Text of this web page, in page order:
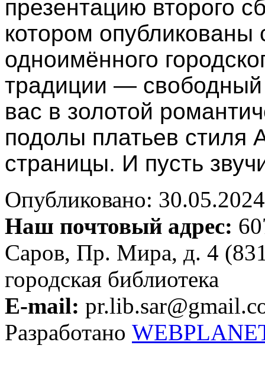
презентацию второго
котором опубликованы
одноимённого
традиции —
вас в золотой
подолы платьев стиля
страницы. И пусть
Опубликовано:
Наш почтовый адрес:
Саров, Пр. Мира, д. 4
городская библиотека
E-mail:
Разработано